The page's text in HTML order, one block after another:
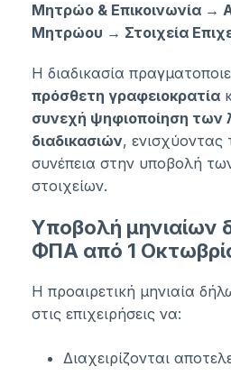
Μητρώο & Επικοινωνία →
Μητρώου → Στοιχεία
Η διαδικασία
πρόσθετη γραφειοκρατία
συνεχή ψηφιοποίηση των
διαδικασιών, ενισχύοντας
συνέπεια στην υποβολή
στοιχείων.
Υποβολή μηνιαίων
ΦΠΑ από 1
Η προαιρετική μηνιαία
στις επιχειρήσεις να:
Διαχειρίζονται